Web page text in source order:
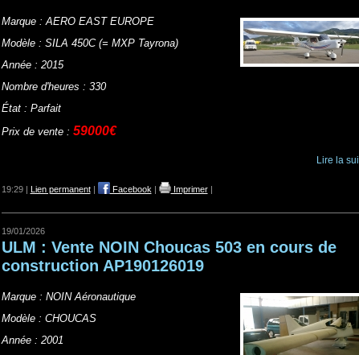
Marque : AERO EAST EUROPE
Modèle : SILA 450C (= MXP Tayrona)
Année : 2015
Nombre d'heures : 330
État : Parfait
Prix de vente : 59000€
Lire la
19:29 | Lien permanent| Facebook | Imprimer|
19/01/2026
ULM : Vente NOIN Choucas 503 en cours de
construction AP190126019
Marque : NOIN Aéronautique
Modèle : CHOUCAS
Année : 2001